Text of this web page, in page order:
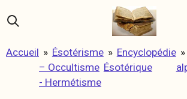
Passer
au
principal
Accueil » Ésotérisme
– Occultisme
- Hermétisme
» Encyclopédie
Ésotérique
»